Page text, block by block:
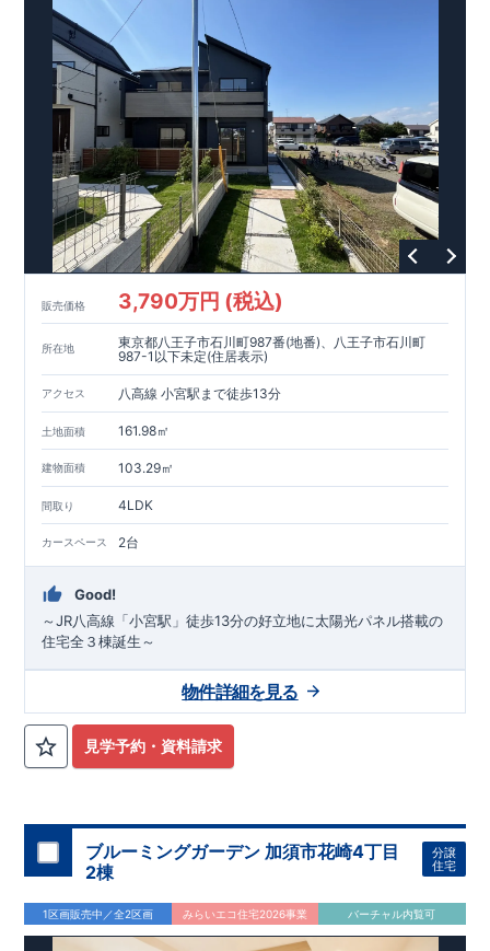
す。
【住宅性能評価ダブル取得】
設計段階で、国が認めた第三者機関が評価しています。
住宅性能評価：評価を受けた図面通りに施工されているか、建
設までに、計4回のチェックが行われます。
でなく、現場の施工状況を検査した上で、品質を保証していま
す。
【充実のアフターサポート】
販売価格 3,790万円 (税込)
所在地
東京都八王子市石川町987番(地番)、八王子市石川町
987-1以下未定(住居表示)
アクセス 八高線 小宮駅まで徒歩13分
土地面積 161.98㎡
建物面積 103.29㎡
間取り 4LDK
カースペース 2台
Good!
～JR八高線「小宮駅」徒歩13分の好立地に太陽光パネル搭載の
住宅全３棟誕生～
見学予約・資料請求
物件詳細を見る
ブルーミングガーデン 加須市花崎4丁目
2棟
分譲
住宅
1区画販売中／全2区画 みらいエコ住宅2026事業 バーチャル内覧可